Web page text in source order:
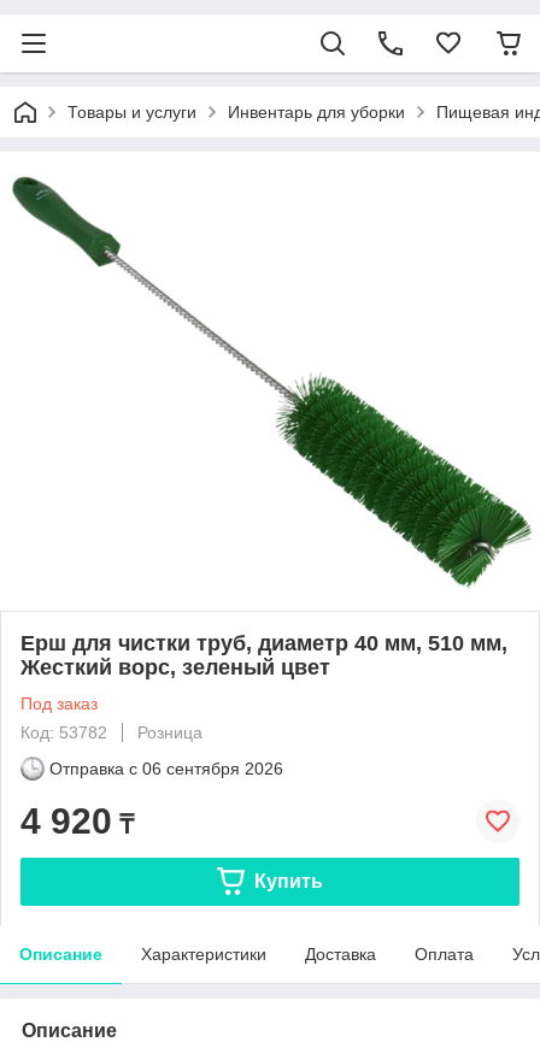
Товары и услуги Инвентарь для уборки Пищевая
Ерш для чистки труб, диаметр 40 мм, 510 мм,
Жесткий ворс, зеленый цвет
Под заказ
Код: 53782
Розница
Отправка с 06 сентября 2026
4 920 ₸
Купить
Описание Характеристики Доставка Оплата
Описание